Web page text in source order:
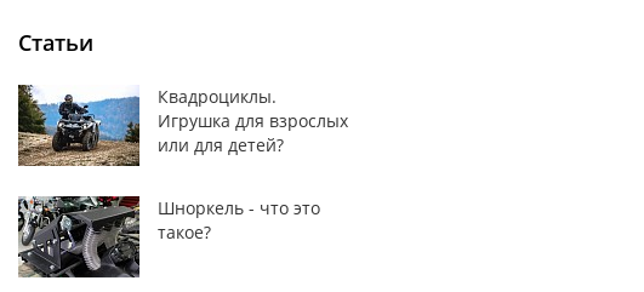
Статьи
Квадроциклы.
Игрушка для взрослых
или для детей?
Шноркель - что это
такое?